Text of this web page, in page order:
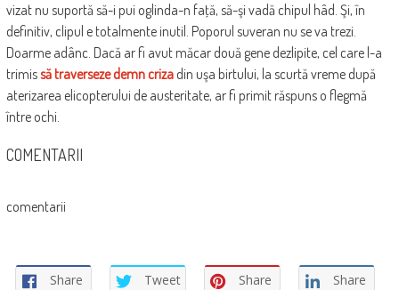
vizat nu suportă să-i pui oglinda-n faţă, să-şi vadă chipul hâd. Şi, în
definitiv, clipul e totalmente inutil. Poporul suveran nu se va trezi.
Doarme adânc. Dacă ar fi avut măcar două gene dezlipite, cel care l-a
trimissă traverseze demn crizadin uşa birtului, la scurtă vreme după
aterizarea elicopterului de austeritate, ar fi primit răspuns o flegmă
între ochi.
COMENTARII
comentarii
Share Tweet Share Share